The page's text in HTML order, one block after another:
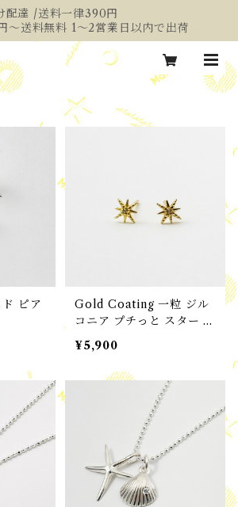
配達 /送料一律390円
～送料無料 1～2営業日以内で出荷
ピア
Gold Coating 一粒 ジル
コニア プチっと スター ス
タッド ピアス
¥5,900